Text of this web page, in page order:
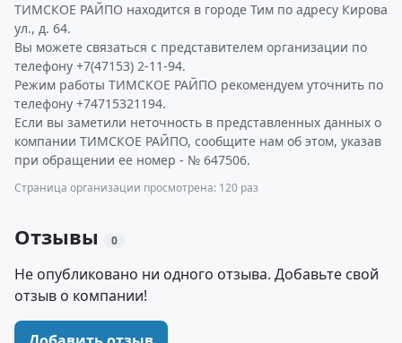
ТИМСКОЕ РАЙПО находится в городе Тим по адресу Кирова
ул., д. 64.
Вы можете связаться с представителем организации по
телефону +7(47153) 2-11-94.
Режим работы ТИМСКОЕ РАЙПО рекомендуем уточнить по
телефону +74715321194.
Если вы заметили неточность в представленных данных о
компании ТИМСКОЕ РАЙПО, сообщите нам об этом, указав
при обращении ее номер - № 647506.
Страница организации просмотрена: 120 раз
Отзывы 0
Не опубликовано ни одного отзыва. Добавьте свой
отзыв о компании!